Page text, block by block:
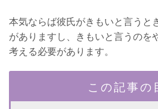
本気ならば彼氏がきもいと言うと
がありますし、きもいと言うのを
考える必要があります。
この記事の